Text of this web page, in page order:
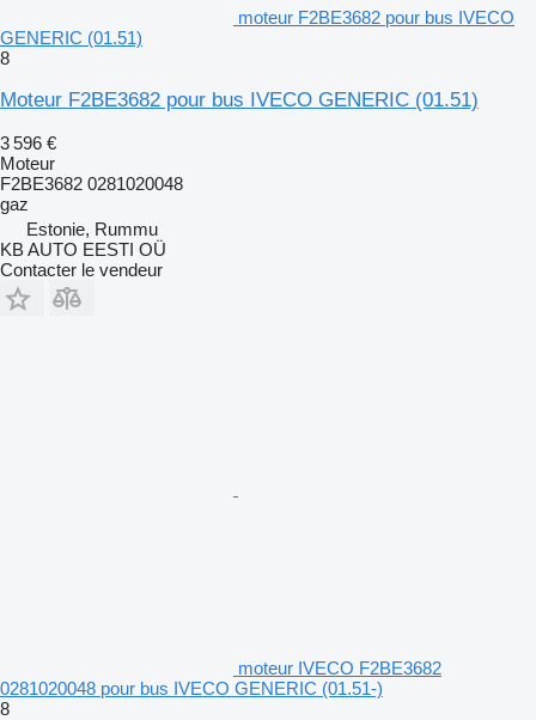
moteur F2BE3682 pour bus IVECO
GENERIC (01.51)
8
Moteur F2BE3682 pour bus IVECO GENERIC (01.51)
3 596 €
Moteur
F2BE3682 0281020048
gaz
Estonie, Rummu
KB AUTO EESTI OÜ
Contacter le vendeur
moteur IVECO F2BE3682
0281020048 pour bus IVECO GENERIC (01.51-)
8